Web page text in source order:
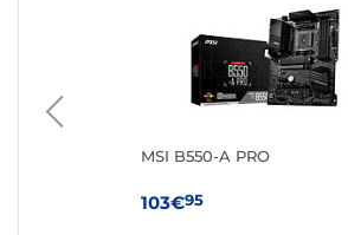
MSI B550-A PRO
103€95